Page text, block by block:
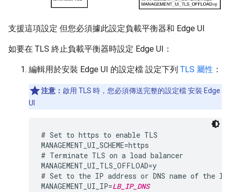
支援這項設定 但您必須據此設定負載平衡器和 Edge UI
如要在 TLS 終止負載平衡器時設定 Edge UI：
編輯用於安裝 Edge UI 的設定檔 設定下列 TLS 屬性 ：
注意： 啟用 TLS 時，您必須傳送完整的設定檔 安裝 Edge
UI
# Set to https to enable TLS
MANAGEMENT_UI_SCHEME=https
# Terminate TLS on a load balancer
MANAGEMENT_UI_TLS_OFFLOAD=y
# Set to the IP address or DNS name of the
MANAGEMENT_UI_IP=LB_IP_DNS